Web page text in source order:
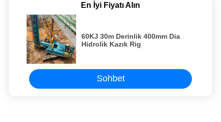
En İyi Fiyatı Alın
60KJ 30m Derinlik 400mm Dia
Hidrolik Kazık Rig
Sohbet